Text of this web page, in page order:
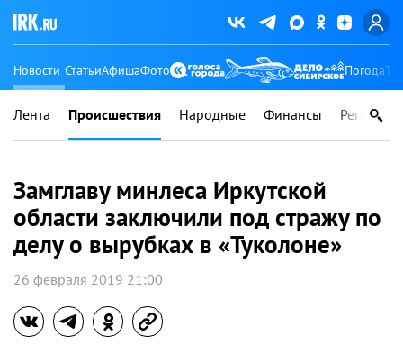
Новости СтатьиАфишаФото Погода
Лента Происшествия Народные Финансы Регионы
Замглаву минлеса Иркутской
области заключили под стражу по
делу о вырубках в «Туколоне»
26 февраля 2019 21:00